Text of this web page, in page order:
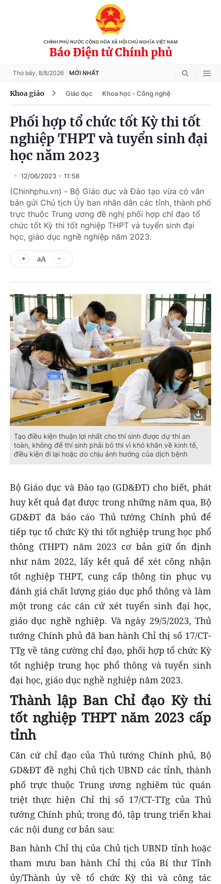
CHÍNH PHỦ NƯỚC CỘNG HÒA XÃ HỘI CHỦ NGHĨA VIỆT NAM
Báo Điện tử Chính phủ
Thứ bảy, 8/8/2026 MỚI NHẤT
Khoa giáo Giáo dục Khoa học - Công nghệ
Phối hợp tổ chức tốt Kỳ thi tốt
nghiệp THPT và tuyển sinh đại
học năm 2023
12/06/2023 11:58
(Chinhphu.vn) - Bộ Giáo dục và Đào tạo vừa có văn
bản gửi Chủ tịch Ủy ban nhân dân các tỉnh, thành phố
trực thuộc Trung ương đề nghị phối hợp chỉ đạo tổ
chức tốt Kỳ thi tốt nghiệp THPT và tuyển sinh đại
học, giáo dục nghề nghiệp năm 2023.
aA
Tạo điều kiện thuận lợi nhất cho thí sinh được dự thi an
toàn, không để thí sinh phải bỏ thi vì khó khăn về kinh tế,
điều kiện đi lại hoặc do chịu ảnh hưởng của dịch bệnh
Bộ Giáo dục và Đào tạo (GD&ĐT) cho biết, phát
huy kết quả đạt được trong những năm qua, Bộ
GD&ĐT đã báo cáo Thủ tướng Chính phủ để
tiếp tục tổ chức Kỳ thi tốt nghiệp trung học phổ
thông (THPT) năm 2023 cơ bản giữ ổn định
như năm 2022, lấy kết quả để xét công nhận
tốt nghiệp THPT, cung cấp thông tin phục vụ
đánh giá chất lượng giáo dục phổ thông và làm
một trong các căn cứ xét tuyển sinh đại học,
giáo dục nghề nghiệp. Và ngày 29/5/2023, Thủ
tướng Chính phủ đã ban hành Chỉ thị số 17/CT-
TTg về tăng cường chỉ đạo, phối hợp tổ chức Kỳ
tốt nghiệp trung học phổ thông và tuyển sinh
đại học, giáo dục nghề nghiệp năm 2023.
Thành lập Ban Chỉ đạo Kỳ thi
tốt nghiệp THPT năm 2023 cấp
tỉnh
Căn cứ chỉ đạo của Thủ tướng Chính phủ, Bộ
GD&ĐT đề nghị Chủ tịch UBND các tỉnh, thành
phố trực thuộc Trung ương nghiêm túc quán
triệt thực hiện Chỉ thị số 17/CT-TTg của Thủ
tướng Chính phủ; trong đó, tập trung triển khai
các nội dung cơ bản sau:
Ban hành Chỉ thị của Chủ tịch UBND tỉnh hoặc
tham mưu ban hành Chỉ thị của Bí thư Tỉnh
ủy/Thành ủy về tổ chức Kỳ thi và công tác